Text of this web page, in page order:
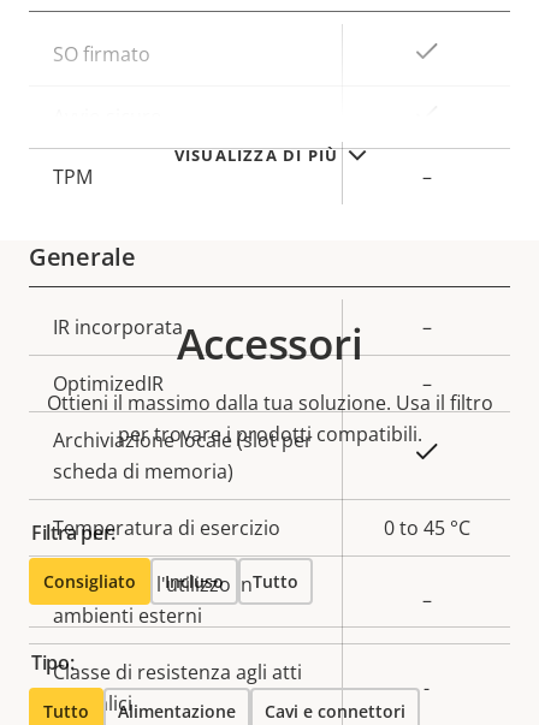
VISUALIZZA DI PIÙ
Descrizione
SO firmato
TPM –
Generale
Descrizione
della
proprietà
della
proprietà
IR incorporata –
OptimizedIR –
Archiviazione locale (slot per
scheda di memoria)
Temperatura di esercizio 0 to 45 °C
Pronta per l'utilizzo in
ambienti esterni
–
Classe di resistenza agli atti
vandalici
-
Accessori
Ottieni il massimo dalla tua soluzione. Usa il filtro
per trovare i prodotti compatibili.
Filtra per:
Consigliato Incluso Tutto
Tipo:
Tutto Alimentazione Cavi e connettori